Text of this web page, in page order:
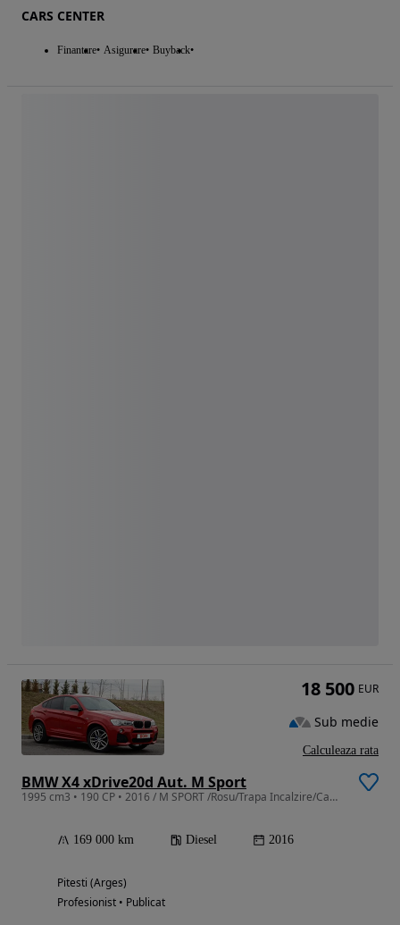
CARS CENTER
Finantare Asigurare Buyback
BMW X4 xDrive20d Aut. M Sport
1995 cm3 • 190 CP • 2016 / M SPORT /Rosu/Trapa Incalzire/Camera/LED/190 CP
169 000 km Diesel 2016
Pitesti (Arges)
Profesionist • Publicat
18 500 EUR
Sub medie
Calculeaza rata